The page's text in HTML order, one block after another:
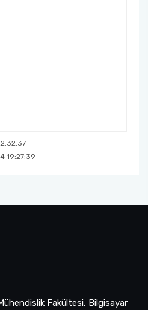
19:27:39
Fakültesi, Bilgisayar